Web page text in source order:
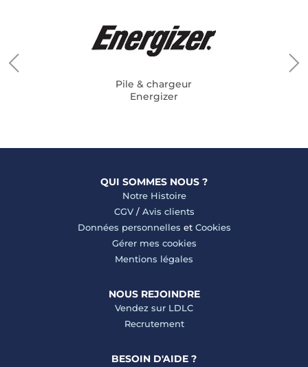
Pile & chargeur
Energizer
QUI SOMMES NOUS ?
Notre Histoire
CGV/ Avis clients
Données personnelles et Cookies
Gérer mes cookies
Mentions légales
NOUS REJOINDRE
Vendez sur LDLC
Recrutement
BESOIN D'AIDE ?